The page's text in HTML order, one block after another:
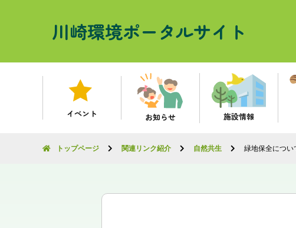
川崎環境ポータルサイト
イベント お知らせ 施設情報
トップページ 関連リンク紹介 自然共生 緑地保全につい